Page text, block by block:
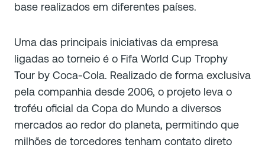
base realizados em diferentes países.
Uma das principais iniciativas da empresa
ligadas ao torneio é o Fifa World Cup Trophy
Tour by Coca-Cola. Realizado de forma exclusiva
pela companhia desde 2006, o projeto leva o
troféu oficial da Copa do Mundo a diversos
mercados ao redor do planeta, permitindo que
milhões de torcedores tenham contato direto